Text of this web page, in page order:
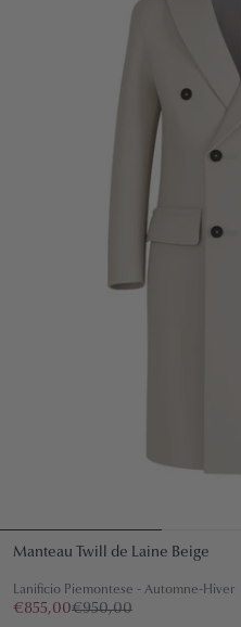
Manteau Twill de Laine Beige
Lanificio Piemontese - Automne-Hiver
€855,00€950,00